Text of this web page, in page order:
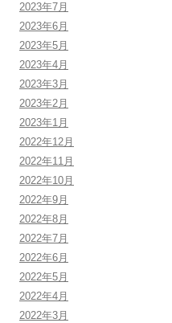
2023年7月
2023年6月
2023年5月
2023年4月
2023年3月
2023年2月
2023年1月
2022年12月
2022年11月
2022年10月
2022年9月
2022年8月
2022年7月
2022年6月
2022年5月
2022年4月
2022年3月